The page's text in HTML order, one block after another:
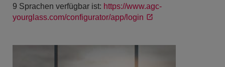
9 Sprachen verfügbar ist: https://www.agc-
yourglass.com/configurator/app/login